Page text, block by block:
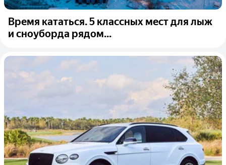
Время кататься. 5 классных мест для лыж
и сноуборда рядом...